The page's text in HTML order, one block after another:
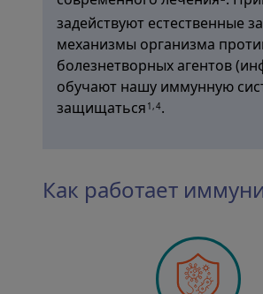
задействуют естественные
механизмы организма
болезнетворных агентов
обучают нашу иммунную
защищаться 1,4.
Как работает